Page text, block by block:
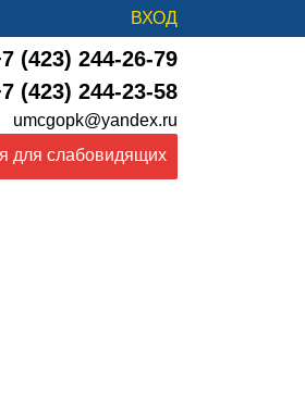
ВХОД
(423) 244-26-79
(423) 244-23-58
umcgopk@yandex.ru
для слабовидящих